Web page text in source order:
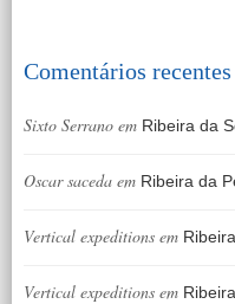
Comentários recentes
Sixto Serrano em Ribeira da
Oscar saceda em Ribeira da
Vertical expeditions em
Vertical expeditions em